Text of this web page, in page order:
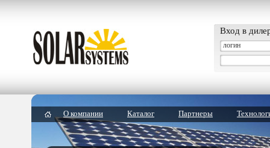
Вход в
О компании Каталог Партнеры